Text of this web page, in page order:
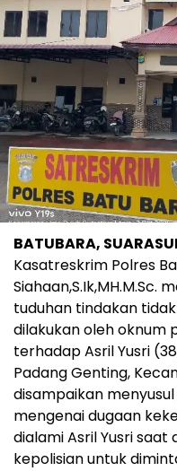
BATUBARA,
Kasatreskrim Polres
tuduhan tindakan
dilakukan oleh oknum
terhadap Asril Yusri
Padang Genting,
disampaikan
mengenai dugaan
dialami Asril Yusri
kepolisian untuk